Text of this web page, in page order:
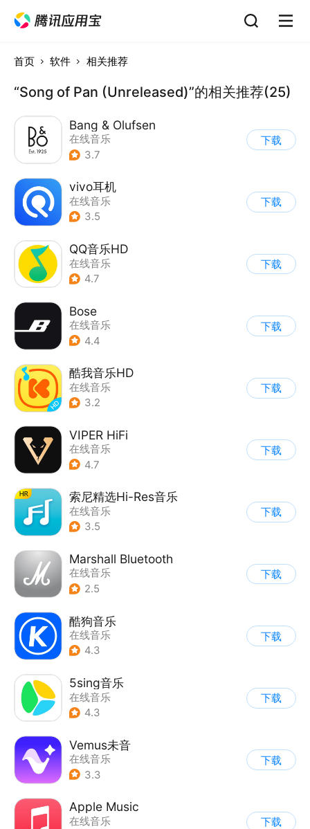
首页 软件 相关推荐
“Song of Pan (Unreleased)”的相关推荐(25)
Bang & Olufsen
在线音乐
3.7
下载
vivo耳机
在线音乐
3.5
下载
QQ音乐HD
在线音乐
4.7
下载
Bose
在线音乐
4.4
下载
酷我音乐HD
在线音乐
3.2
下载
VIPER HiFi
在线音乐
4.7
下载
索尼精选Hi-Res音乐
在线音乐
3.5
下载
Marshall Bluetooth
在线音乐
2.5
下载
酷狗音乐
在线音乐
4.3
下载
5sing音乐
在线音乐
4.3
下载
Vemus未音
在线音乐
3.3
下载
Apple Music
在线音乐
下载